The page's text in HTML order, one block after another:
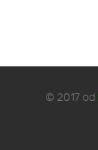
© 2017 od